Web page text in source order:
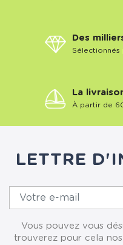
Des
Sélectionnés
La
À partir de
LETTRE
Vous pouvez vous
trouverez pour cela